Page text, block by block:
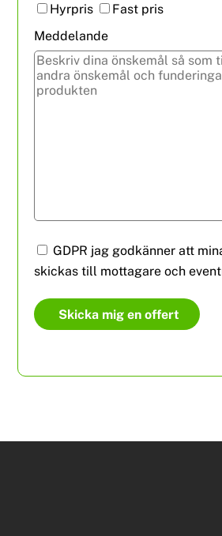
Hyrpris
Fast pris
Meddelande
GDPR jag godkänner att
skickas till mottagare och
Skicka mig en offert